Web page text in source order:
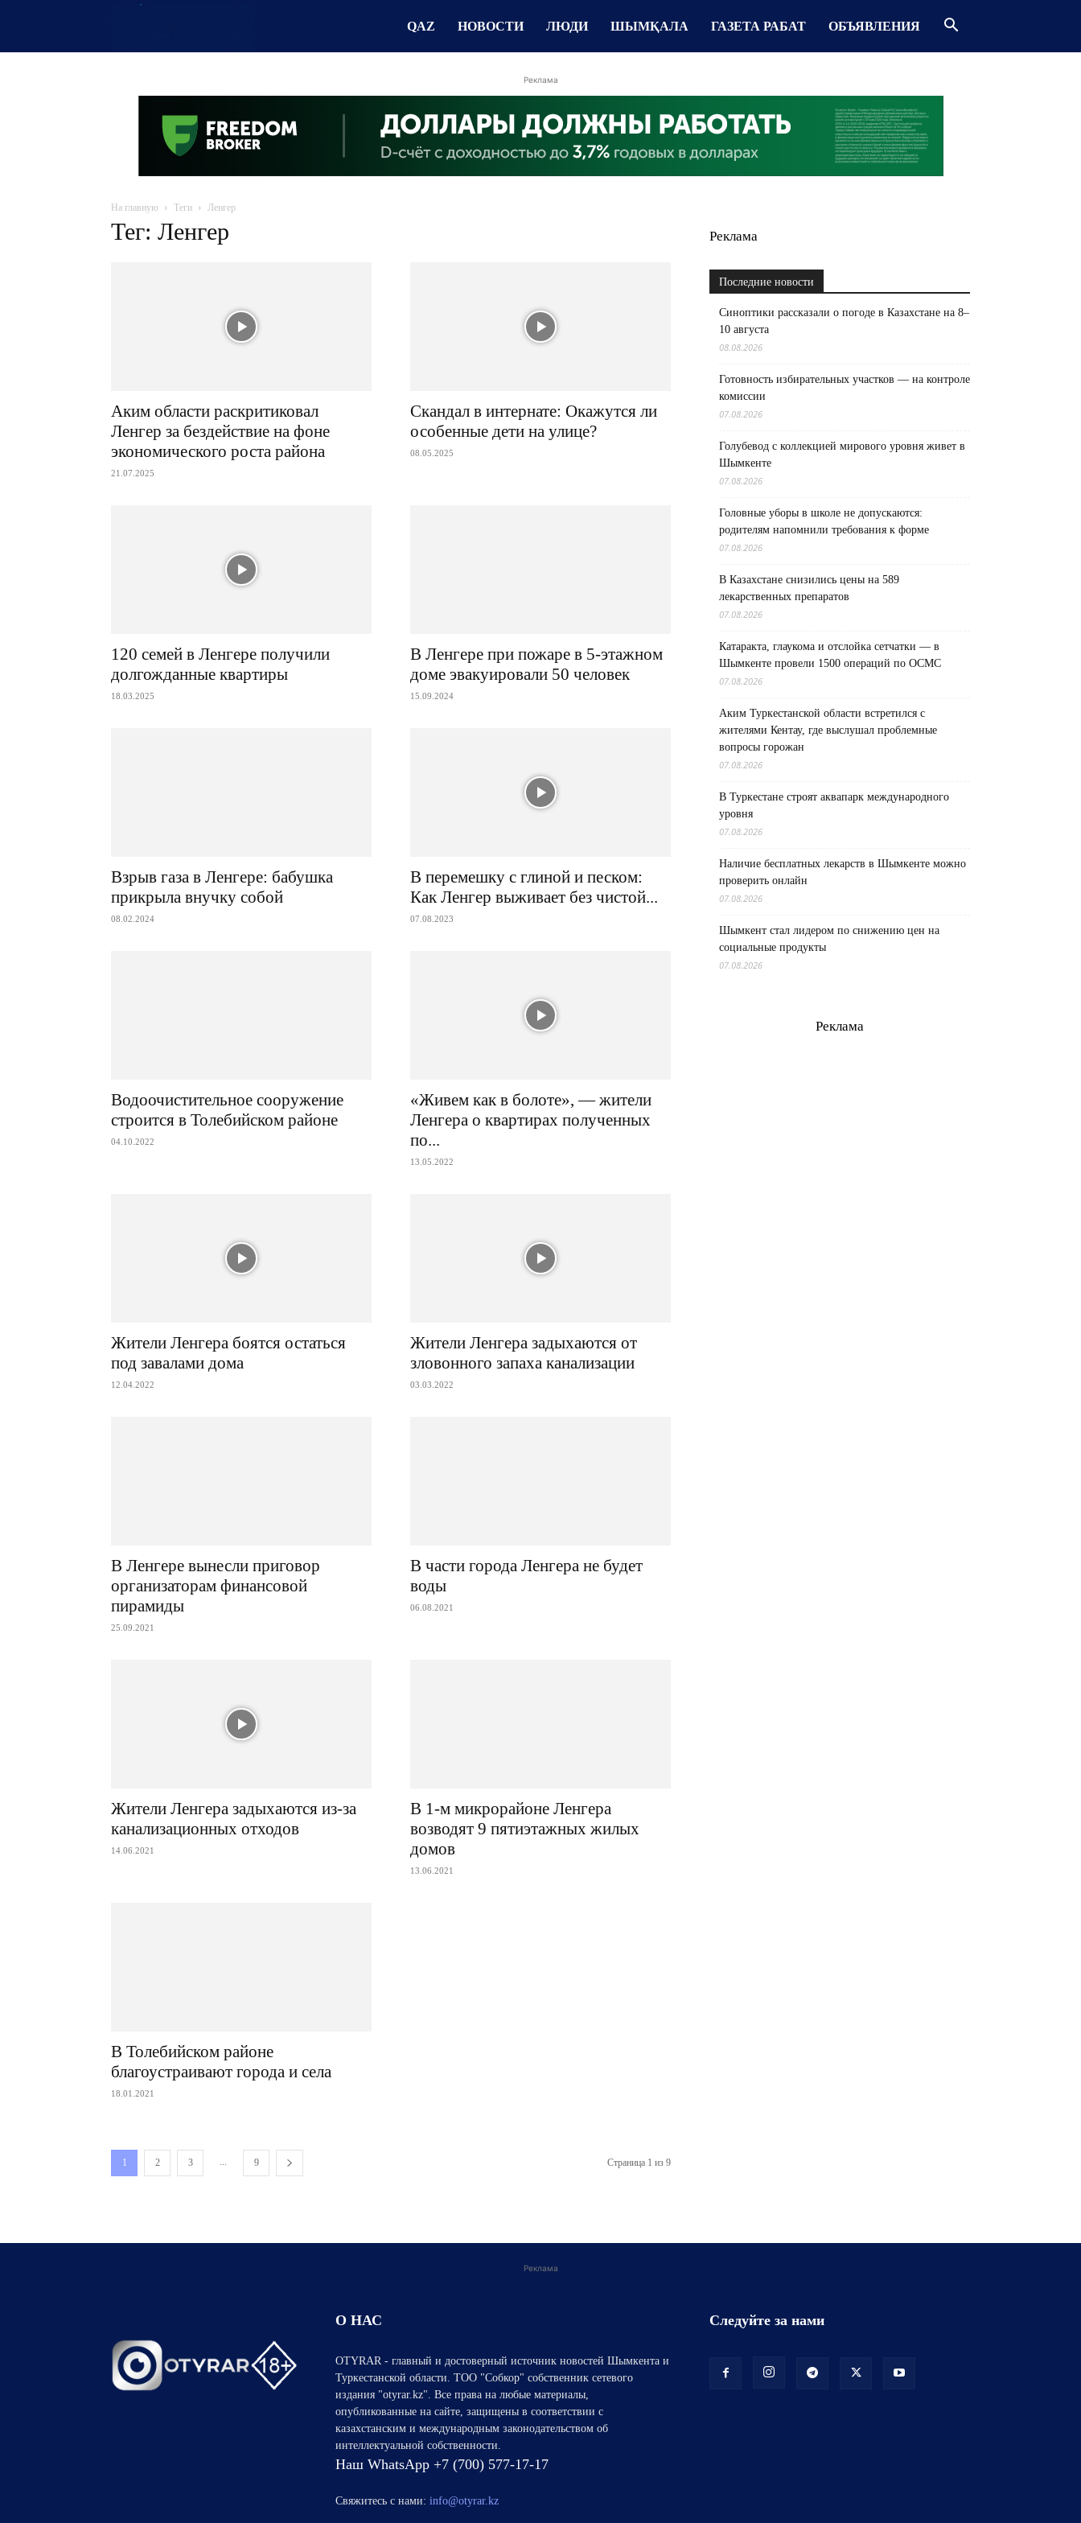
QAZ НОВОСТИ ЛЮДИ ШЫМҚАЛА ГАЗЕТА РАБАТ ОБЪЯВЛЕНИЯ
Реклама
На главную Теги Ленгер
Тег: Ленгер
Аким области раскритиковал
Ленгер за бездействие на фоне
экономического роста района
21.07.2025
Скандал в интернате: Окажутся ли
особенные дети на улице?
08.05.2025
120 семей в Ленгере получили
долгожданные квартиры
18.03.2025
В Ленгере при пожаре в 5-этажном
доме эвакуировали 50 человек
15.09.2024
Взрыв газа в Ленгере: бабушка
прикрыла внучку собой
08.02.2024
В перемешку с глиной и песком:
Как Ленгер выживает без чистой...
07.08.2023
Водоочистительное сооружение
строится в Толебийском районе
04.10.2022
«Живем как в болоте», — жители
Ленгера о квартирах полученных
по...
13.05.2022
Жители Ленгера боятся остаться
под завалами дома
12.04.2022
Жители Ленгера задыхаются от
зловонного запаха канализации
03.03.2022
В Ленгере вынесли приговор
организаторам финансовой
пирамиды
25.09.2021
В части города Ленгера не будет
воды
06.08.2021
Жители Ленгера задыхаются из-за
канализационных отходов
14.06.2021
В 1-м микрорайоне Ленгера
возводят 9 пятиэтажных жилых
домов
13.06.2021
В Толебийском районе
благоустраивают города и села
18.01.2021
1 2 3 ... 9 Страница 1 из 9
Реклама
Последние новости
Синоптики рассказали о погоде в Казахстане на 8–
10 августа
08.08.2026
Готовность избирательных участков — на контроле
комиссии
07.08.2026
Голубевод с коллекцией мирового уровня живет в
Шымкенте
07.08.2026
Головные уборы в школе не допускаются:
родителям напомнили требования к форме
07.08.2026
В Казахстане снизились цены на 589
лекарственных препаратов
07.08.2026
Катаракта, глаукома и отслойка сетчатки — в
Шымкенте провели 1500 операций по ОСМС
07.08.2026
Аким Туркестанской области встретился с
жителями Кентау, где выслушал проблемные
вопросы горожан
07.08.2026
В Туркестане строят аквапарк международного
уровня
07.08.2026
Наличие бесплатных лекарств в Шымкенте можно
проверить онлайн
07.08.2026
Шымкент стал лидером по снижению цен на
социальные продукты
07.08.2026
Реклама
Реклама
О НАС
OTYRAR - главный и достоверный источник новостей Шымкента и
Туркестанской области. ТОО "Собкор" собственник сетевого
издания "otyrar.kz". Все права на любые материалы,
опубликованные на сайте, защищены в соответствии с
казахстанским и международным законодательством об
интеллектуальной собственности.
Наш WhatsApp +7 (700) 577-17-17
Свяжитесь с нами: info@otyrar.kz
Следуйте за нами